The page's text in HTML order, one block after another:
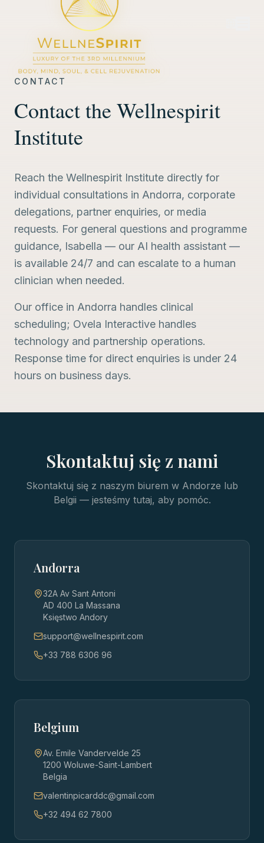
CONTACT
Contact the Wellnespirit
Institute
Reach the Wellnespirit Institute directly for
individual consultations in Andorra, corporate
delegations, partner enquiries, or media
requests. For general questions and programme
guidance, Isabella — our AI health assistant —
is available 24/7 and can escalate to a human
clinician when needed.
Our office in Andorra handles clinical
scheduling; Ovela Interactive handles
technology and partnership operations.
Response time for direct enquiries is under 24
hours on business days.
Skontaktuj się z nami
Skontaktuj się z naszym biurem w Andorze lub
Belgii — jesteśmy tutaj, aby pomóc.
Andorra
32A Av Sant Antoni
AD 400 La Massana
Księstwo Andory
support@wellnespirit.com
+33 788 6306 96
Belgium
Av. Emile Vandervelde 25
1200 Woluwe-Saint-Lambert
Belgia
valentinpicarddc@gmail.com
+32 494 62 7800